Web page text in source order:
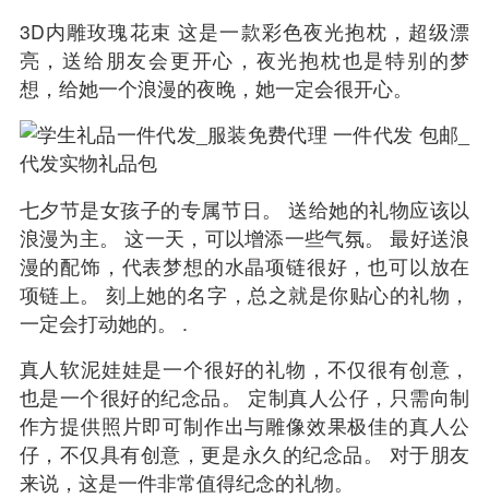
3D内雕玫瑰花束 这是一款彩色夜光抱枕，超级漂
亮，送给朋友会更开心，夜光抱枕也是特别的梦
想，给她一个浪漫的夜晚，她一定会很开心。
七夕节是女孩子的专属节日。 送给她的礼物应该以
浪漫为主。 这一天，可以增添一些气氛。 最好送浪
漫的配饰，代表梦想的水晶项链很好，也可以放在
项链上。 刻上她的名字，总之就是你贴心的礼物，
一定会打动她的。 .
真人软泥娃娃是一个很好的礼物，不仅很有创意，
也是一个很好的纪念品。 定制真人公仔，只需向制
作方提供照片即可制作出与雕像效果极佳的真人公
仔，不仅具有创意，更是永久的纪念品。 对于朋友
来说，这是一件非常值得纪念的礼物。